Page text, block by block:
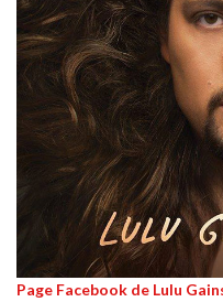
Page Facebook de Lulu